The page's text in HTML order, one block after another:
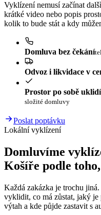
Vyklízení nemusí začínat
krátké video nebo popis
kolik to bude stát a kdy
Domluva bez čekání
Odvoz i likvidace v
Prostor po sobě
složité domluvy
Poslat poptávku
Lokální vyklízení
Domluvíme
Košíře podle
Každá zakázka je trochu
vyklidit, co má zůstat, jaký
výtah a kde půjde zastavit s